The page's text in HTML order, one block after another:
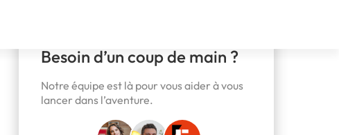
Besoin d’un coup de main ?
Notre équipe est là pour vous aider à vous
lancer dans l’aventure.